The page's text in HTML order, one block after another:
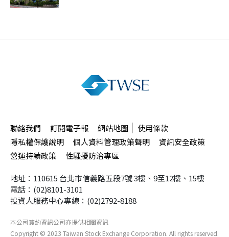
聯絡我們 訂閱電子報 網站地圖
使用條款
隱私權保護說明
個人資料管理政策聲明
資訊安全政策
營運持續政策
性騷擾防治專區
地址：110615 台北市信義路五段7號3樓、9至12樓、15樓
電話：(02)8101-3101
投資人服務中心專線：(02)2792-8188
本公司簽約資訊公司亦提供相關資訊
Copyright © 2023 Taiwan Stock Exchange Corporation. All rights reserved.